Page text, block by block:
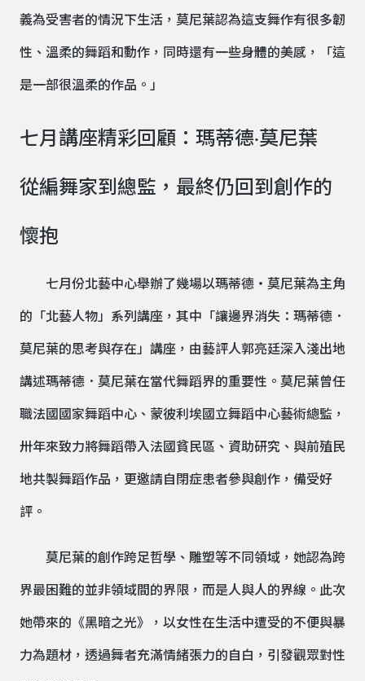
義為受害者的情況下生活，莫尼葉認為這支舞作有很多韌
性、溫柔的舞蹈和動作，同時還有一些身體的美感，「這
是一部很溫柔的作品。」
七月講座精彩回顧：瑪蒂德·莫尼葉
從編舞家到總監，最終仍回到創作的
懷抱
七月份北藝中心舉辦了幾場以瑪蒂德・莫尼葉為主角
的「北藝人物」系列講座，其中「讓邊界消失：瑪蒂德．
莫尼葉的思考與存在」講座，由藝評人郭亮廷深入淺出地
講述瑪蒂德．莫尼葉在當代舞蹈界的重要性。莫尼葉曾任
職法國國家舞蹈中心、蒙彼利埃國立舞蹈中心藝術總監，
卅年來致力將舞蹈帶入法國貧民區、資助研究、與前殖民
地共製舞蹈作品，更邀請自閉症患者參與創作，備受好
評。
莫尼葉的創作跨足哲學、雕塑等不同領域，她認為跨
界最困難的並非領域間的界限，而是人與人的界線。此次
她帶來的《黑暗之光》，以女性在生活中遭受的不便與暴
力為題材，透過舞者充滿情緒張力的自白，引發觀眾對性